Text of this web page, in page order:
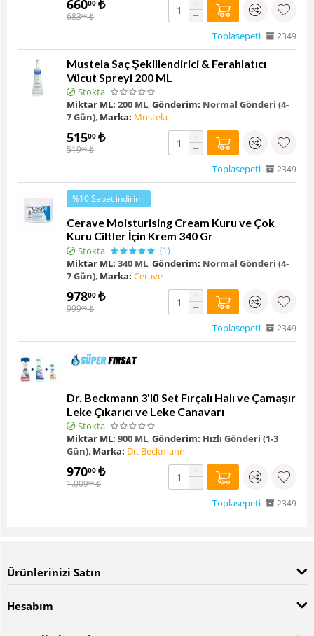
66000 ₺
68300 ₺
+
−
Toplasepeti 2349
Mustela Saç Şekillendirici & Ferahlatıcı
Vücut Spreyi 200 ML
Stokta
Miktar ML: 200 ML,Gönderim: Normal Gönderi (4-
7 Gün), Marka: Mustela
51500 ₺
51900 ₺
+
−
Toplasepeti 2349
%10 Sepet indirimi
Cerave Moisturising Cream Kuru ve Çok
Kuru Ciltler İçin Krem 340 Gr
Stokta (1)
Miktar ML: 340 ML,Gönderim: Normal Gönderi (4-
7 Gün), Marka: Cerave
97800 ₺
99900 ₺
+
−
Toplasepeti 2349
Dr. Beckmann 3'lü Set Fırçalı Halı ve Çamaşır
Leke Çıkarıcı ve Leke Canavarı
Stokta
Miktar ML: 900 ML,Gönderim: Hızlı Gönderi (1-3
Gün), Marka: Dr. Beckmann
97000 ₺
1.00900 ₺
+
−
Toplasepeti 2349
Ürünlerinizi Satın
Hesabım